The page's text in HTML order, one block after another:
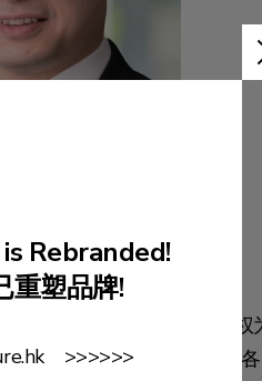
董事
创始成员。邓先生现获授权
货条例》在Opus集团旗下各
Rebranded!
重塑品牌!
>>>>>>